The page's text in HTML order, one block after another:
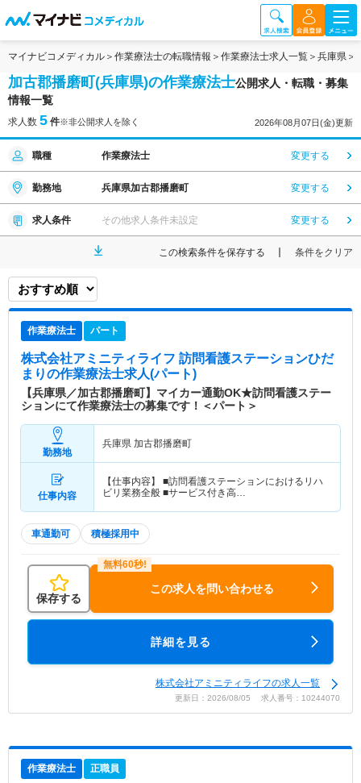
マイナビコメディカル 作業療法士の転職情報 作業療法士求人一覧 兵庫県
加古郡播磨町(兵庫県)の作業療法士公開求人・転職・募集
情報一覧
求人数 5 件※非公開求人を除く 2026年08月07日(金)更新
職種 作業療法士 変更する
勤務地 兵庫県加古郡播磨町 変更する
求人条件 その他求人条件未設定 変更する
この検索条件を保存する 条件をクリア
作業療法士 パート
株式会社アミニティライフ 訪問看護ステーションひだ
まりの作業療法士求人(パート)
【兵庫県／加古郡播磨町】マイカー通勤OK★訪問看護ステー
ションにて作業療法士の募集です！＜パート＞
勤務地
兵庫県 加古郡播磨町
仕事内容
【仕事内容】 ■訪問看護ステーションにおけるリハ
ビリ業務全般 ■サービス付き高…
車通勤可 積極採用中
保存する
この求人を問い合わせる
詳細を見る
株式会社アミニティライフの求人一覧
更新日：2026/08/05 求人番号：10244070
作業療法士 正職員